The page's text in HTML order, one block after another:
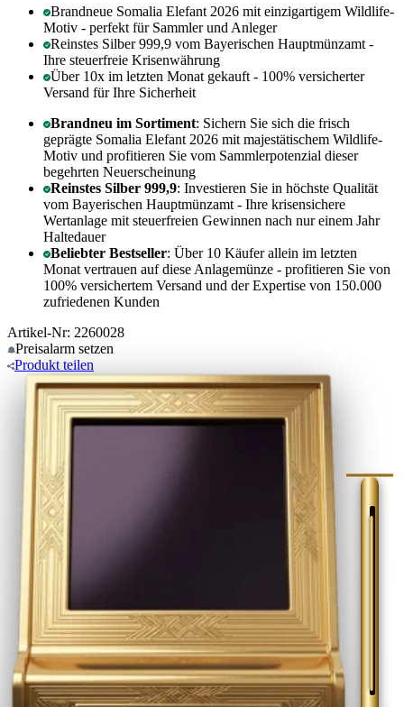
Brandneue Somalia Elefant 2026 mit einzigartigem Wildlife-
Motiv - perfekt für Sammler und Anleger
Reinstes Silber 999,9 vom Bayerischen Hauptmünzamt -
Ihre steuerfreie Krisenwährung
Über 10x im letzten Monat gekauft - 100% versicherter
Versand für Ihre Sicherheit
Brandneu im Sortiment: Sichern Sie sich die frisch
geprägte Somalia Elefant 2026 mit majestätischem Wildlife-
Motiv und profitieren Sie vom Sammlerpotenzial dieser
begehrten Neuerscheinung
Reinstes Silber 999,9: Investieren Sie in höchste Qualität
vom Bayerischen Hauptmünzamt - Ihre krisensichere
Wertanlage mit steuerfreien Gewinnen nach nur einem Jahr
Haltedauer
Beliebter Bestseller: Über 10 Käufer allein im letzten
Monat vertrauen auf diese Anlagemünze - profitieren Sie von
100% versichertem Versand und der Expertise von 150.000
zufriedenen Kunden
Artikel-Nr: 2260028
Preisalarm setzen
Produkt teilen